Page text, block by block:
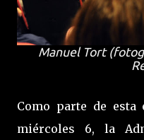
Manuel Tort
Como parte de esta
miércoles 6, la